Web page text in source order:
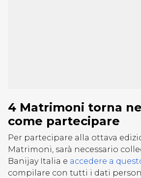
4 Matrimoni torna
come partecipare
Per partecipare alla ottava
Matrimoni, sarà necessario
Banijay Italia e accedere a
compilare con tutti i dati